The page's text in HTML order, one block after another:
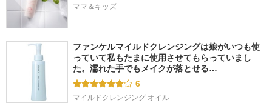
ママ＆キッズ
ファンケルマイルドクレンジングは娘がいつも使
っていて私もたまに使用させてもらっていまし
た。濡れた手でもメイクが落とせる…
6
マイルドクレンジング オイル